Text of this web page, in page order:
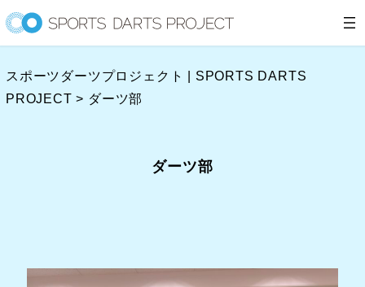
内
容
ス
キ
スポーツダーツプロジェクト | SPORTS DARTS
PROJECT > ダーツ部
ダーツ部